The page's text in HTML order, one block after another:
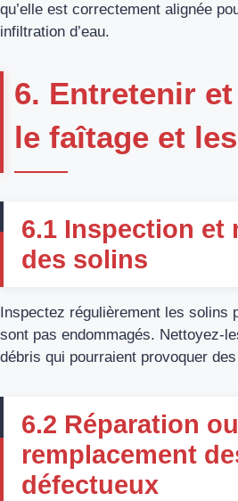
qu’elle est correctement alignée
infiltration d’eau.
6. Entretenir
le faîtage et
6.1 Inspection et
des solins
Inspectez régulièrement les solins
sont pas endommagés. Nettoyez-
débris qui pourraient provoquer
6.2 Réparation ou
remplacement
défectueux